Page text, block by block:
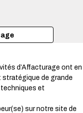
d’Affacturage ont en
stratégique de grande
et
sur notre site de